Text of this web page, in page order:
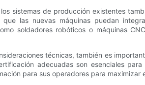
sistemas de producción existentes
que las nuevas máquinas puedan
soldadores robóticos o máquinas
técnicas, también es
adecuadas son esenciales
para sus operadores para